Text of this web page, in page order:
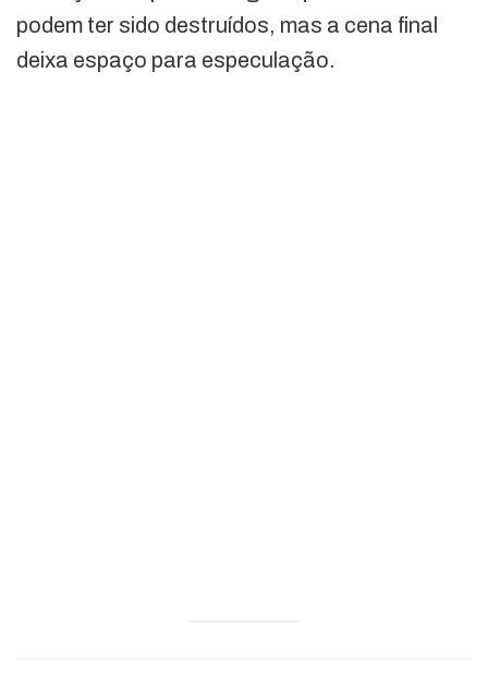
podem ter sido destruídos, mas a cena final
deixa espaço para especulação.